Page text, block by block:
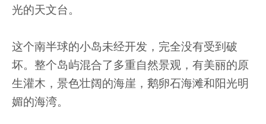
光的天文台。
这个南半球的小岛未经开发，完全没有受到破
坏。整个岛屿混合了多重自然景观，有美丽的原
生灌木，景色壮阔的海崖，鹅卵石海滩和阳光明
媚的海湾。